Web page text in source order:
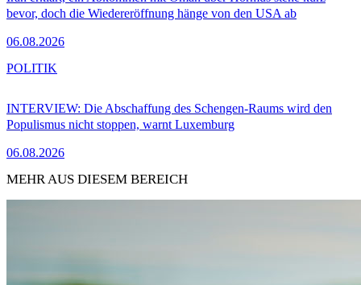
bevor, doch die Wiedereröffnung hänge von den USA ab
06.08.2026
INTERVIEW: Die Abschaffung des Schengen-Raums wird den
Populismus nicht stoppen, warnt Luxemburg
06.08.2026
POLITIK
MEHR AUS DIESEM BEREICH